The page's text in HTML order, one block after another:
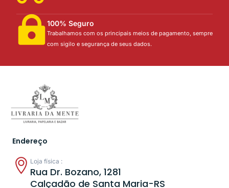
100% Seguro
Trabalhamos com os principais meios de pagamento, sempre
com sigilo e segurança de seus dados.
Endereço
Loja física :
Rua Dr. Bozano, 1281
Calçadão de Santa Maria-RS